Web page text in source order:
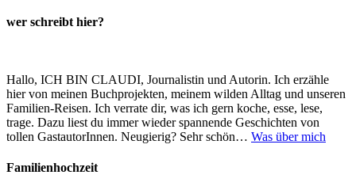
wer schreibt hier?
Hallo, ICH BIN CLAUDI, Journalistin und Autorin. Ich erzähle
hier von meinen Buchprojekten, meinem wilden Alltag und unseren
Familien-Reisen. Ich verrate dir, was ich gern koche, esse, lese,
trage. Dazu liest du immer wieder spannende Geschichten von
tollen GastautorInnen. Neugierig? Sehr schön… Was über mich
Familienhochzeit